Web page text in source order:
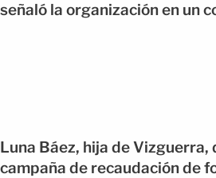
señaló la organización en un
Luna Báez, hija de Vizguerra,
campaña de recaudación de